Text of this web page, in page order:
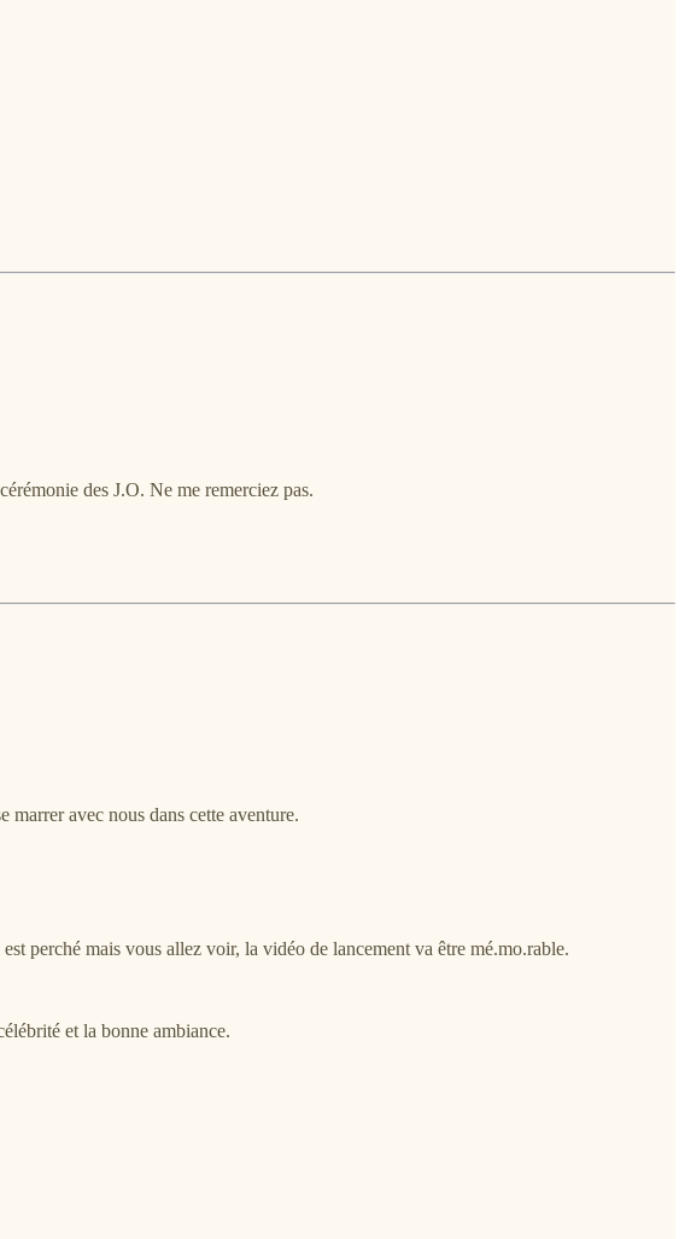
des J.O. Ne me remerciez pas.
avec nous dans cette aventure.
perché mais vous allez voir, la vidéo de lancement va être mé.mo.rable.
et la bonne ambiance.